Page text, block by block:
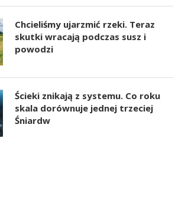
Chcieliśmy ujarzmić rzeki. Teraz
skutki wracają podczas susz i
powodzi
Ścieki znikają z systemu. Co roku
skala dorównuje jednej trzeciej
Śniardw